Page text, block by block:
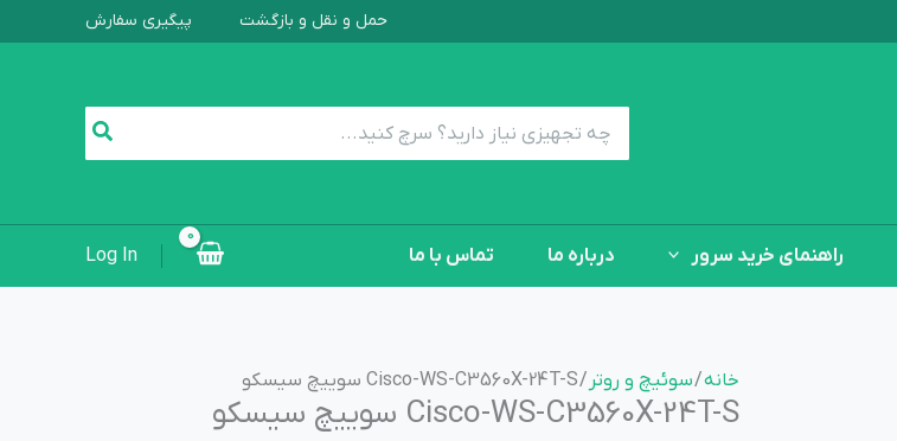
حمل و نقل و بازگشت پیگیری سفارش
راهنمای خرید سرور درباره ما تماس با ما Log In
خانه/سوئیچ و روتر / Cisco-WS-C3560X-24T-S سوییچ سیسکو
Cisco-WS-C3560X-24T-S سوییچ سیسکو
WS-
عدد